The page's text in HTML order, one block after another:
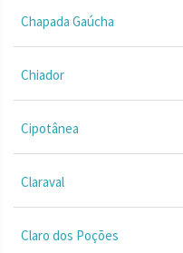
Chapada Gaúcha
Chiador
Cipotânea
Claraval
Claro dos Poções